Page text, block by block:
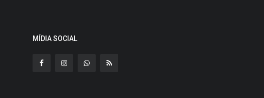
MÍDIA SOCIAL